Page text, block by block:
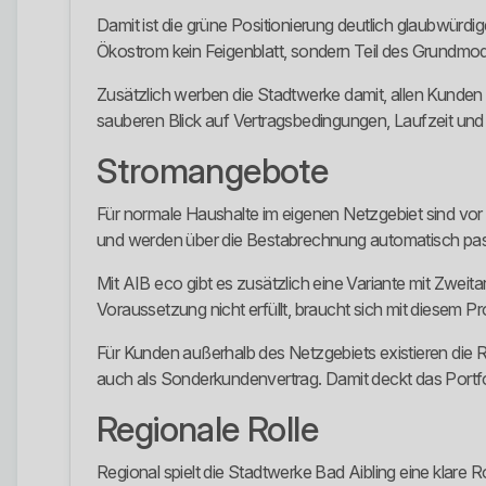
Damit ist die grüne Positionierung deutlich
Ökostrom kein Feigenblatt, sondern Teil des
Zusätzlich werben die Stadtwerke damit, allen
sauberen Blick auf Vertragsbedingungen, Laufzeit
Stromangebote
Für normale Haushalte im eigenen Netzgebiet sind
und werden über die Bestabrechnung automatisch
Mit AIB eco gibt es zusätzlich eine Variante mit
Voraussetzung nicht erfüllt, braucht sich mit diesem
Für Kunden außerhalb des Netzgebiets existieren
auch als Sonderkundenvertrag. Damit deckt das
Regionale Rolle
Regional spielt die Stadtwerke Bad Aibling eine klare